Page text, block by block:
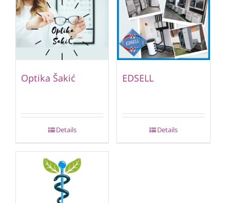
Optika Šakić
Details
EDSELL
Details